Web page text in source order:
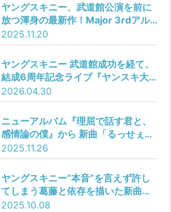
ヤングスキニー、武道館公演を前に
放つ渾身の最新作！Major 3rdアル
バム『理屈で話す君と、感情論の
僕』2月11日リリース！リード曲「る
っせぇ女」は11月26日先行配信！
2025.11.20
ヤングスキニー 武道館成功を経て、
結成6周年記念ライブ『ヤンスキ大
宴会』開催決定！
2026.04.30
ニューアルバム『理屈で話す君と、
感情論の僕』から 新曲「るっせぇ
女」を先行配信スタート
2025.11.26
ヤングスキニー“本音”を言えず許し
てしまう葛藤と依存を描いた新曲
「本音」10月15日(水)配信リリース
2025.10.08